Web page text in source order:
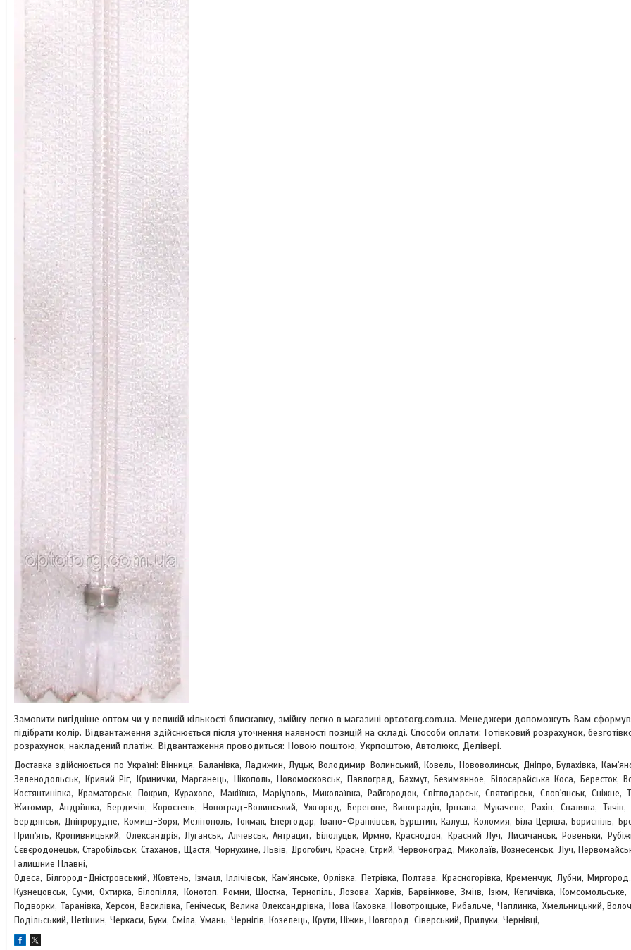
Замовити вигідніше оптом чи у великій кількості блискавку, змійку легко в магазині optotorg.com.ua. Менеджери допоможуть Вам
підібрати колір. Відвантаження здійснюється після уточнення наявності позицій на складі. Способи оплати: Готівковий розрахунок,
розрахунок, накладений платіж. Відвантаження проводиться: Новою поштою, Укрпоштою, Автолюкс, Делівері.
Доставка здійснюється по Україні: Вінниця, Баланівка, Ладижин, Луцьк, Володимир-Волинський, Ковель, Нововолинськ, Дніпро, Булахівка,
Зеленодольськ, Кривий Ріг, Кринички, Марганець, Нікополь, Новомосковськ, Павлоград, Бахмут, Безимянное, Білосарайська Коса, Бересток,
Костянтинівка, Краматорськ, Покрив, Курахове, Макіївка, Маріуполь, Миколаївка, Райгородок, Світлодарськ, Святогірськ, Слов'янськ, Сніжне,
Житомир, Андріївка, Бердичів, Коростень, Новоград-Волинський, Ужгород, Берегове,
Виноградів, Іршава, Мукачеве, Рахів, Свалява, Тячів,
Бердянськ, Дніпрорудне, Комиш-Зоря, Мелітополь, Токмак, Енергодар, Івано-Франківськ, Бурштин, Калуш, Коломия, Біла Церква, Бориспіль,
Прип'ять, Кропивницький, Олександрія, Луганськ, Алчевськ, Антрацит, Білолуцьк, Ирмно, Краснодон, Красний Луч, Лисичанськ, Ровеньки,
Сєвєродонецьк, Старобільськ, Стаханов, Щастя, Чорнухине, Львів, Дрогобич, Красне, Стрий, Червоноград, Миколаїв, Вознесенськ, Луч,
Галишние Плавні,
Одеса, Білгород-Дністровський, Жовтень, Ізмаїл, Іллічівськ, Кам'янське, Орлівка, Петрівка, Полтава, Красногорівка, Кременчук, Лубни,
Кузнецовськ, Суми, Охтирка, Білопілля, Конотоп, Ромни, Шостка, Тернопіль, Лозова, Харків, Барвінкове, Зміїв, Ізюм, Кегичівка,
Подворки, Таранівка, Херсон, Василівка, Генічеськ, Велика Олександрівка, Нова Каховка, Новотроїцьке, Рибальче, Чаплинка, Хмельницький,
Подільський, Нетішин, Черкаси, Буки, Сміла, Умань, Чернігів, Козелець, Крути, Ніжин, Новгород-Сіверський, Прилуки, Чернівці,